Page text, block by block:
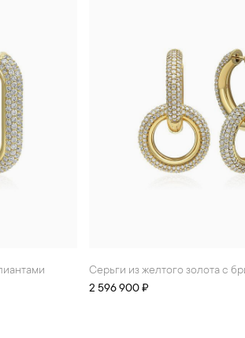
Серьги из желтого золота с
2 596 900 ₽